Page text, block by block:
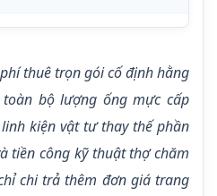
thuê trọn gói cố định hằng
bộ lượng ống mực cấp
kiện vật tư thay thế phần
tiền công kỹ thuật thợ chăm
chi trả thêm đơn giá trang